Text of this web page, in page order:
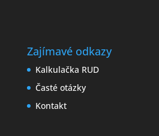
Zajímavé odkazy
Kalkulačka RUD
Časté otázky
Kontakt